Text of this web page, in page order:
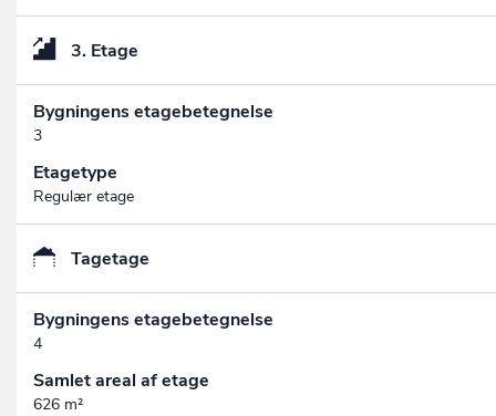
3. Etage
Bygningens etagebetegnelse
3
Etagetype
Regulær etage
Tagetage
Bygningens etagebetegnelse
4
Samlet areal af etage
626 m²